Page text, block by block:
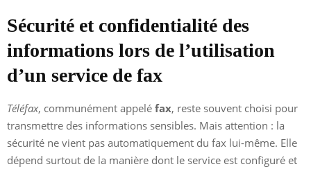
Sécurité et confidentialité des
informations lors de l’utilisation
d’un service de fax
Téléfax, communément appelé fax, reste souvent choisi pour
transmettre des informations sensibles. Mais attention : la
sécurité ne vient pas automatiquement du fax lui-même. Elle
dépend surtout de la manière dont le service est configuré et